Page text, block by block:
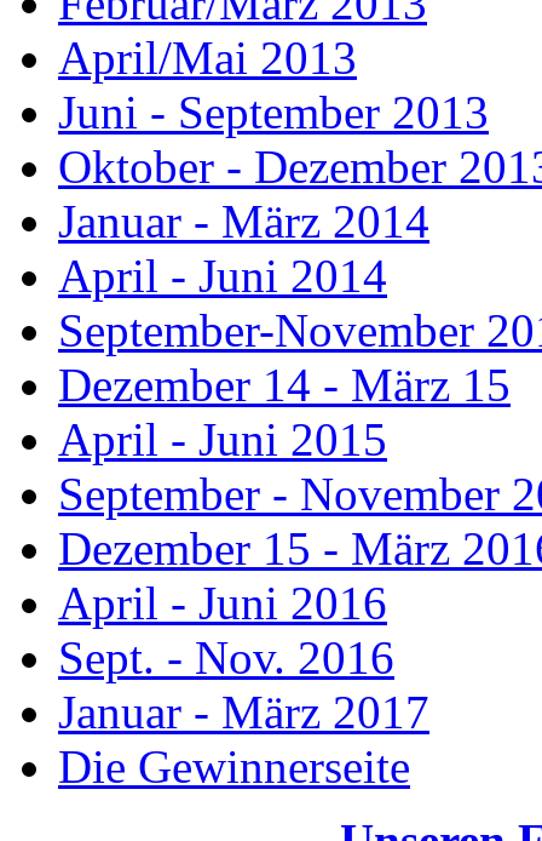
April/Mai 2013
Juni - September 2013
Oktober - Dezember
Januar - März 2014
April - Juni 2014
September-November
Dezember 14 - März 15
April - Juni 2015
September - November
Dezember 15 - März
April - Juni 2016
Sept. - Nov. 2016
Januar - März 2017
Die Gewinnerseite